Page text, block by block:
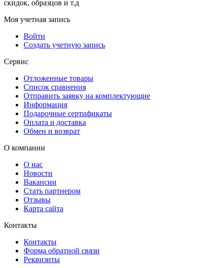
скидок, образцов и т.д
Моя учетная запись
Войти
Создать учетную запись
Сервис
Отложенные товары
Список сравнения
Отправить заявку на комплектующие
Информация
Подарочные сертификаты
Оплата и доставка
Обмен и возврат
О компании
О нас
Новости
Вакансии
Стать партнером
Отзывы
Карта сайта
Контакты
Контакты
Форма обратной связи
Реквизиты